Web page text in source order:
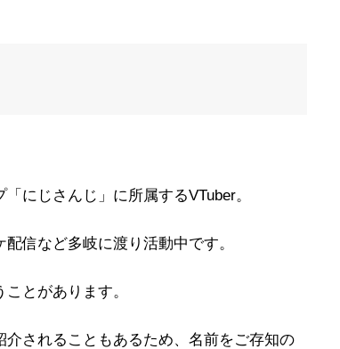
にじさんじ」に所属するVTuber。
信など多岐に渡り活動中です。
とがあります。
されることもあるため、名前をご存知の